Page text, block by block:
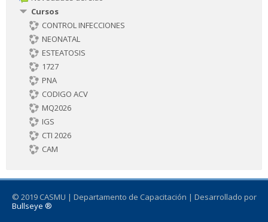
Cursos
CONTROL INFECCIONES
NEONATAL
ESTEATOSIS
1727
PNA
CODIGO ACV
MQ2026
IGS
CTI 2026
CAM
© 2019 CASMU | Departamento de Capacitación | Desarrollado por
Bullseye ®